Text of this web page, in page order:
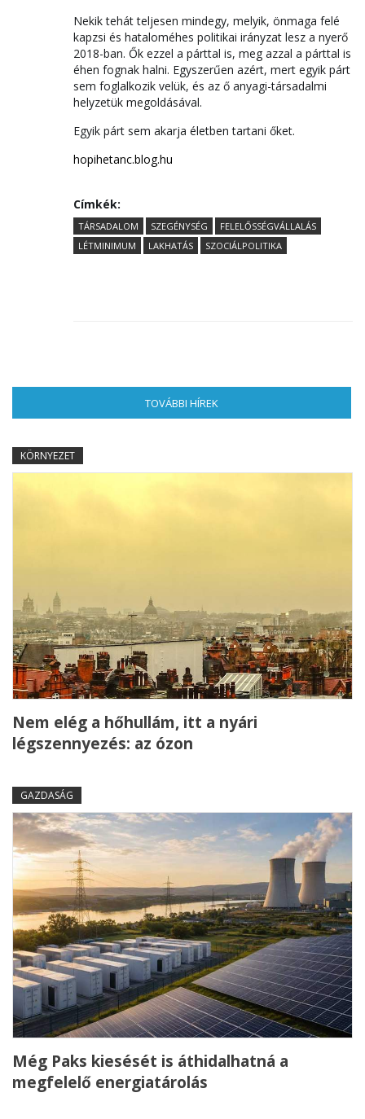
Nekik tehát teljesen mindegy, melyik, önmaga felé
kapzsi és hataloméhes politikai irányzat lesz a nyerő
2018-ban. Ők ezzel a párttal is, meg azzal a párttal is
éhen fognak halni. Egyszerűen azért, mert egyik párt
sem foglalkozik velük, és az ő anyagi-társadalmi
helyzetük megoldásával.
Egyik párt sem akarja életben tartani őket.
hopihetanc.blog.hu
Címkék:
TÁRSADALOM SZEGÉNYSÉG
FELELŐSSÉGVÁLLALÁS
LÉTMINIMUM
LAKHATÁS SZOCIÁLPOLITIKA
TOVÁBBI HÍREK
KÖRNYEZET
Nem elég a hőhullám, itt a nyári
légszennyezés: az ózon
GAZDASÁG
Még Paks kiesését is áthidalhatná a
megfelelő energiatárolás